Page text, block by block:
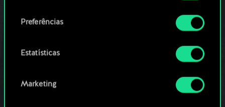
Você encontrará todos os detalhes sobre o uso
de cookies e poderá ajustar as suas preferências
no menu "Configurações" abaixo.
Preferências
Estatísticas
Marketing
9. Posso votar em menos de doze cartas?
Sim. Embora não seja possível votar em
mais de doze cartas, não haverá um mínimo
definido.